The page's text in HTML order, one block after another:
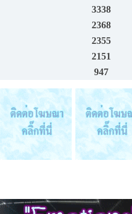
3338
2368
2355
2151
947